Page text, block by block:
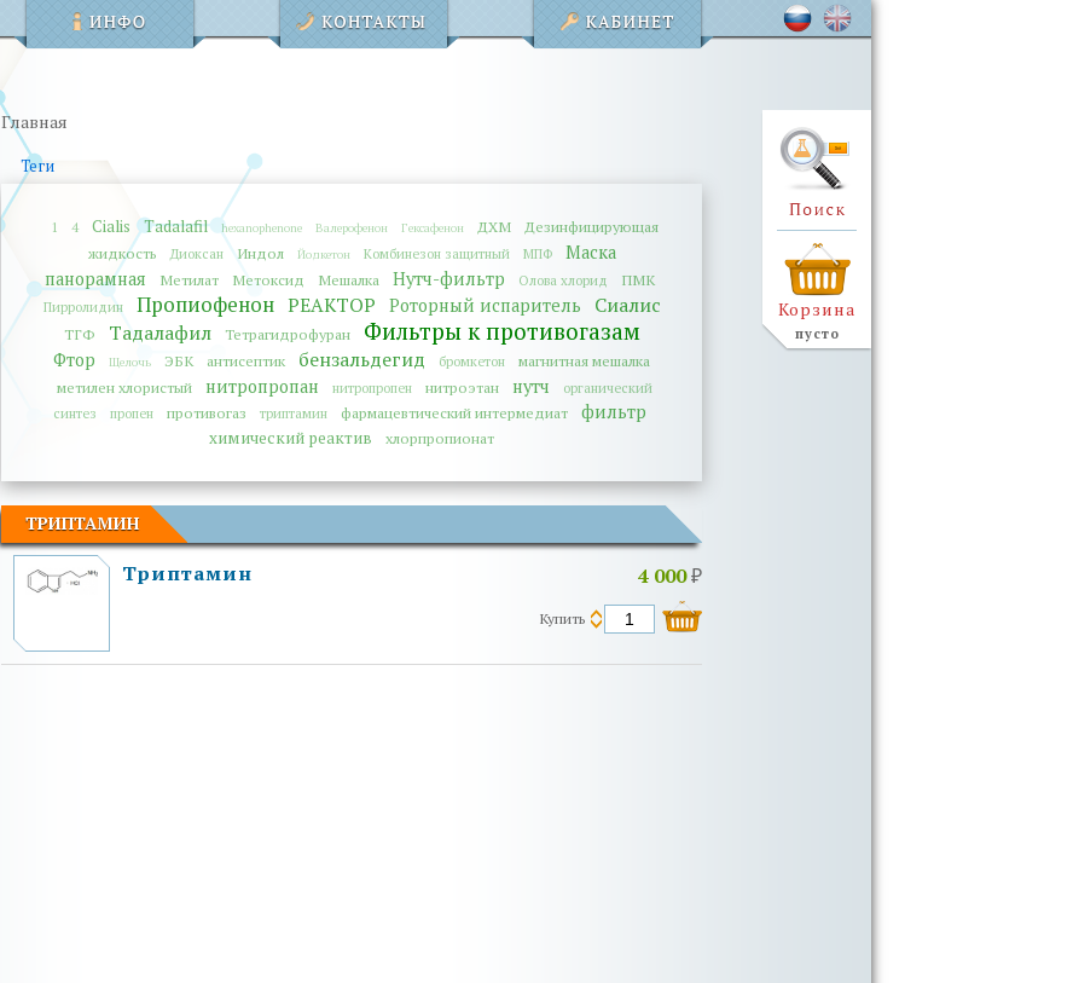
Корзина
пусто
Главная
Теги
1 4 Cialis Tadalafil hexanophenone Валерофенон Гексафенон ДХМ
Дезинфицирующая
жидкость
Диоксан Индол Йодкетон Комбинезон защитный МПФ
Маска
панорамная
Метилат Метоксид Мешалка Нутч-фильтр Олова хлорид ПМК
Пирролидин Пропиофенон РЕАКТОР Роторный испаритель Сиалис
ТГФ Тадалафил Тетрагидрофуран Фильтры к противогазам
Фтор Щелочь ЭБК антисептик бензальдегид бромкетон
магнитная мешалка
метилен хлористый
нитропропан нитропропен нитроэтан нутч
органический
синтез
пропен противогаз триптамин фармацевтический интермедиат фильтр
химический реактив хлорпропионат
ТРИПТАМИН
Триптамин 4 000 ₽
Купить